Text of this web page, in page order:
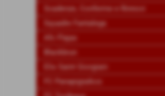
Scadenze, Conferme e Rinnovi
Squadre Fantalega
Afc Flajax
Blackbrun
Elis Saint Giorgiain
FC Panapigiaikos